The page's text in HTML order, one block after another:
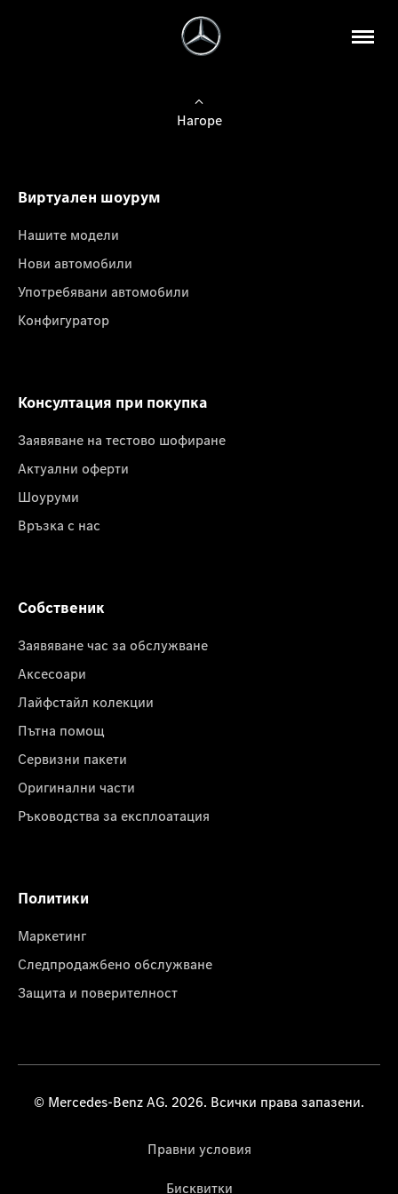
Нагоре
Виртуален шоурум
Нашите модели
Нови автомобили
Употребявани автомобили
Конфигуратор
Консултация при покупка
Заявяване на тестово шофиране
Актуални оферти
Шоуруми
Връзка с нас
Собственик
Заявяване час за обслужване
Аксесоари
Лайфстайл колекции
Пътна помощ
Сервизни пакети
Оригинални части
Ръководства за експлоатация
Политики
Маркетинг
Следпродажбено обслужване
Защита и поверителност
© Mercedes-Benz AG. 2026. Всички права запазени.
Правни условия
Бисквитки